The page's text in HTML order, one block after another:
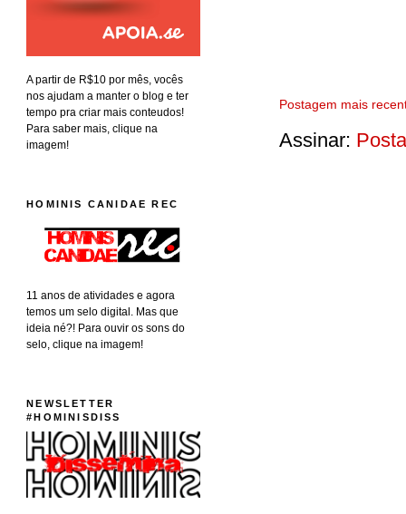
Postagem mais
Assinar:
A partir de R$10 por mês, vocês
nos ajudam a manter o blog e ter
tempo pra criar mais conteudos!
Para saber mais, clique na
imagem!
HOMINIS CANIDAE REC
11 anos de atividades e agora
temos um selo digital. Mas que
ideia né?! Para ouvir os sons do
selo, clique na imagem!
NEWSLETTER
#HOMINISDISS